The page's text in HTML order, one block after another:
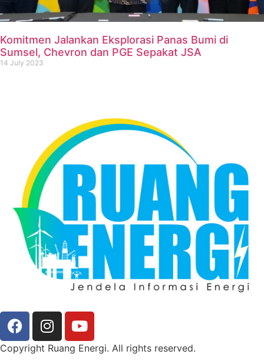
Komitmen Jalankan Eksplorasi Panas Bumi di
Sumsel, Chevron dan PGE Sepakat JSA
14 July 2023
Copyright Ruang Energi. All rights reserved.